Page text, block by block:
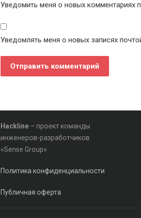
Уведомить меня о новых комментариях
Уведомлять меня о новых записях
Hackline – проект команды
инженеров-разработчиков
«Sense Group»
Политика конфиденциальности
Публичная оферта